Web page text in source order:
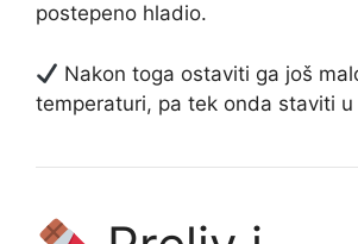
postepeno hladio.
Nakon toga ostaviti ga još
temperaturi, pa tek onda staviti u